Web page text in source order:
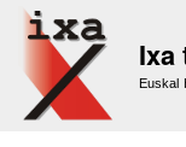
Ixa
Euskal